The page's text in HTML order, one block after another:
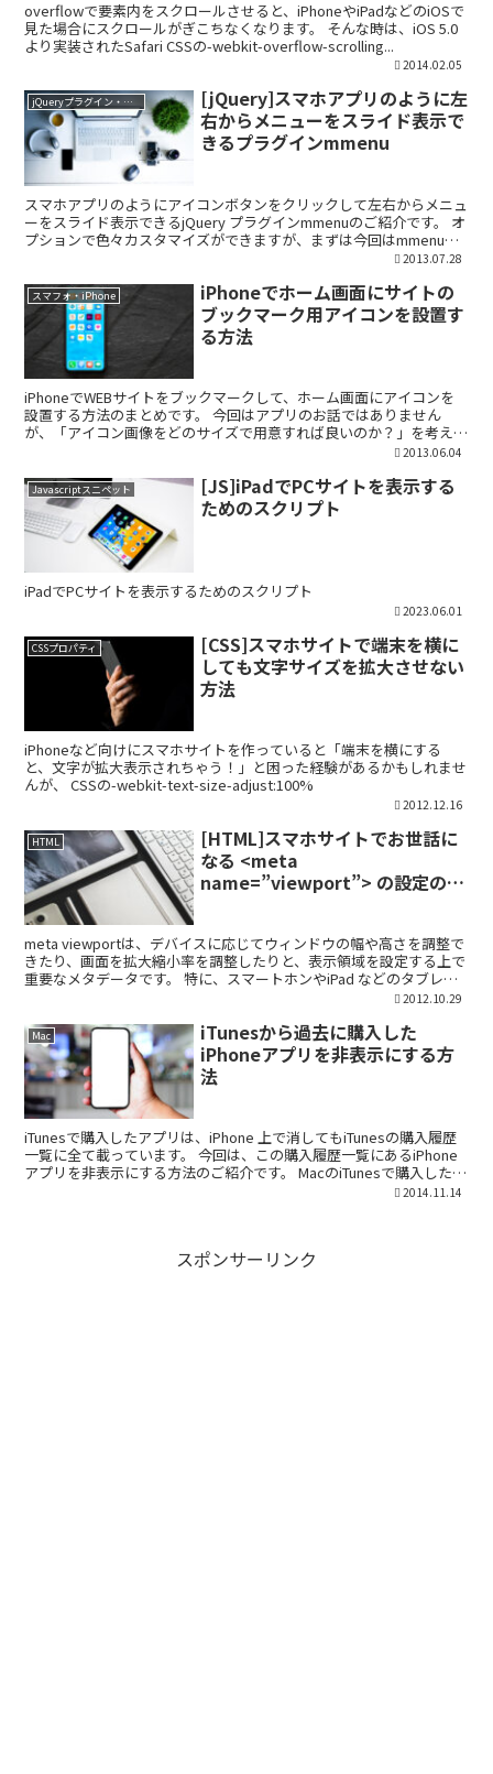
overflowで要素内をスクロールさせると、iPhoneやiPadなどのiOSで
見た場合にスクロールがぎこちなくなります。 そんな時は、iOS 5.0
より実装されたSafari CSSの-webkit-overflow-scrolling...
2014.02.05
jQueryプラグイン・ライブラリ
[jQuery]スマホアプリのように左
右からメニューをスライド表示で
きるプラグインmmenu
スマホアプリのようにアイコンボタンをクリックして左右からメニュ
ーをスライド表示できるjQuery プラグインmmenuのご紹介です。 オ
プションで色々カスタマイズができますが、まずは今回はmmenuの
2013.07.28
スマフォ・iPhone
iPhoneでホーム画面にサイトの
ブックマーク用アイコンを設置す
る方法
iPhoneでWEBサイトをブックマークして、ホーム画面にアイコンを
設置する方法のまとめです。 今回はアプリのお話ではありません
が、「アイコン画像をどのサイズで用意すれば良いのか？」を考える
2013.06.04
Javascriptスニペット
[JS]iPadでPCサイトを表示する
ためのスクリプト
iPadでPCサイトを表示するためのスクリプト
2023.06.01
CSSプロパティ
[CSS]スマホサイトで端末を横に
しても文字サイズを拡大させない
方法
iPhoneなど向けにスマホサイトを作っていると「端末を横にする
と、文字が拡大表示されちゃう！」と困った経験があるかもしれませ
んが、 CSSの-webkit-text-size-adjust:100%
2012.12.16
HTML
[HTML]スマホサイトでお世話に
なる <meta
name=”viewport”> の設定のま
meta viewportは、デバイスに応じてウィンドウの幅や高さを調整で
きたり、画面を拡大縮小率を調整したりと、表示領域を設定する上で
重要なメタデータです。 特に、スマートホンやiPad などのタブレッ
2012.10.29
Mac
iTunesから過去に購入した
iPhoneアプリを非表示にする方
法
iTunesで購入したアプリは、iPhone 上で消してもiTunesの購入履歴
一覧に全て載っています。 今回は、この購入履歴一覧にあるiPhone
アプリを非表示にする方法のご紹介です。 MacのiTunesで購入したア
2014.11.14
スポンサーリンク